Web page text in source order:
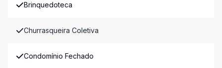
Brinquedoteca
Churrasqueira Coletiva
Condomínio Fechado